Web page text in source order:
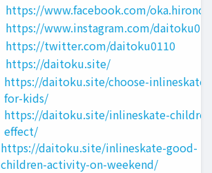
https://www.facebook.com/
https://www.instagram.com/
https://twitter.com/daitoku0110
https://daitoku.site/
https://daitoku.site/choose-inlineskate-
for-kids/
https://daitoku.site/inlineskate-
effect/
https://daitoku.site/inlineskate-good-
children-activity-on-weekend/